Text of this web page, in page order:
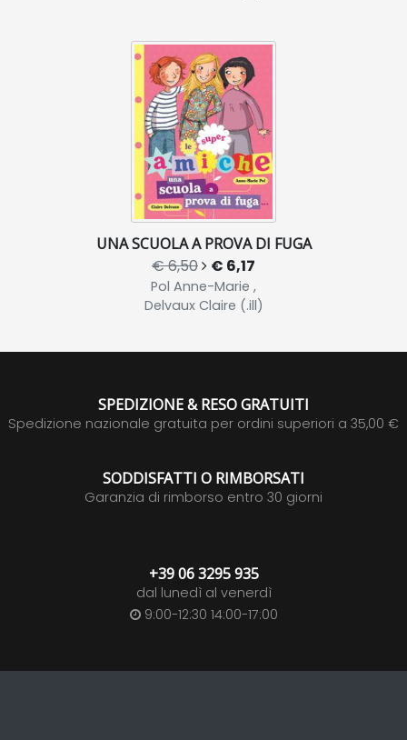
UNA SCUOLA A PROVA DI FUGA
€ 6,50 € 6,17
Pol Anne-Marie ,
Delvaux Claire (.ill)
SPEDIZIONE & RESO GRATUITI
Spedizione nazionale gratuita per ordini superiori a 35,00 €
SODDISFATTI O RIMBORSATI
Garanzia di rimborso entro 30 giorni
+39 06 3295 935
dal lunedì al venerdì
9:00-12:30 14:00-17:00